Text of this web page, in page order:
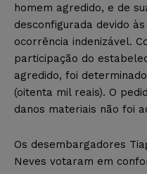
homem agredido, e de
desconfigurada devido
ocorrência indenizável.
participação do
agredido, foi
(oitenta mil reais). O
danos materiais não foi
Os desembargadores
Neves votaram em